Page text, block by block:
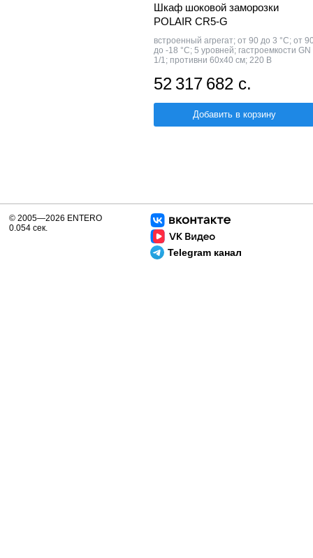
Шкаф шоковой заморозки
POLAIR CR5-G
встроенный агрегат; от 90 до 3 °С; от
до -18 °С; 5 уровней; гастроемкости GN
1/1; противни 60х40 см; 220 В
52 317 682 с.
Добавить в корзину
Telegram канал
© 2005—2026 ENTERO
0.054 сек.